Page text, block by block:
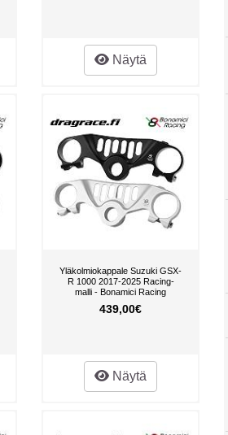
Näytä
Yläkolmiokappale Suzuki GSX-
R 1000 2017-2025 Racing-
malli - Bonamici Racing
439,00€
Näytä